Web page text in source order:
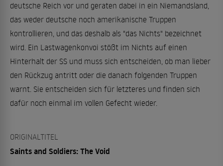
deutsche Reich vor und geraten dabei in ein Niemandsland,
das weder deutsche noch amerikanische Truppen
kontrollieren, und das deshalb als "das Nichts" bezeichnet
wird. Ein Lastwagenkonvoi stößt im Nichts auf einen
Hinterhalt der SS und muss sich entscheiden, ob man lieber
den Rückzug antritt oder die danach folgenden Truppen
warnt. Sie entscheiden sich für letzteres und finden sich
dafür noch einmal im vollen Gefecht wieder.
ORIGINALTITEL
Saints and Soldiers: The Void